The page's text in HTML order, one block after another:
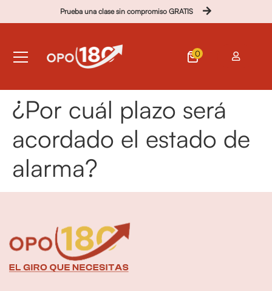
Prueba una clase sin compromiso GRATIS
0
¿Por cuál plazo será
acordado el estado de
alarma?